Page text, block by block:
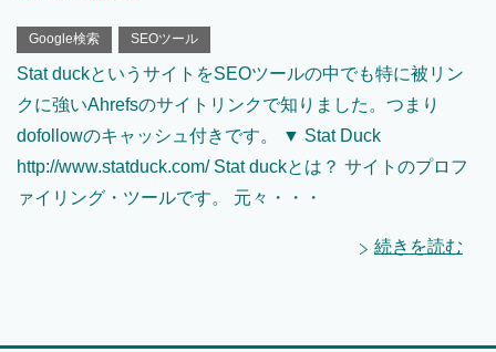
Google検索 SEOツール
Stat duckというサイトをSEOツールの中でも特に被リン
クに強いAhrefsのサイトリンクで知りました。つまり
dofollowのキャッシュ付きです。 ▼ Stat Duck
http://www.statduck.com/ Stat duckとは？ サイトのプロフ
ァイリング・ツールです。 元々・・・
続きを読む